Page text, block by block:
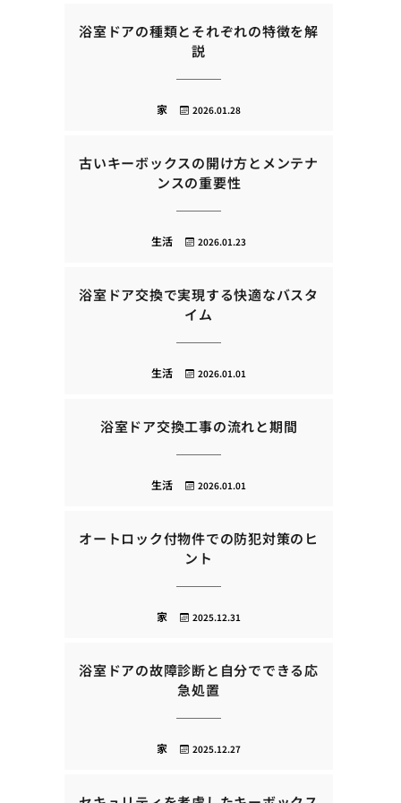
浴室ドアの種類とそれぞれの特徴を解
説
2026.01.28
家
古いキーボックスの開け方とメンテナ
ンスの重要性
2026.01.23
生活
浴室ドア交換で実現する快適なバスタ
イム
2026.01.01
生活
浴室ドア交換工事の流れと期間
2026.01.01
生活
オートロック付物件での防犯対策のヒ
ント
2025.12.31
家
浴室ドアの故障診断と自分でできる応
急処置
2025.12.27
家